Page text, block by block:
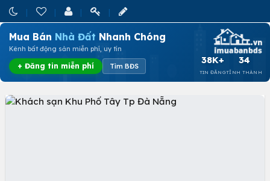
Mua Bán Nhà Đất Nhanh Chóng
Kênh bất động sản miễn phí, uy tín
+ Đăng tin miễn phí Tìm BĐS
38K+
TIN ĐĂNG
34
TỈNH THÀNH